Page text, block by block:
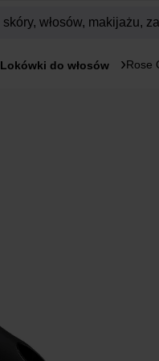
Lokówki do włosów Rose